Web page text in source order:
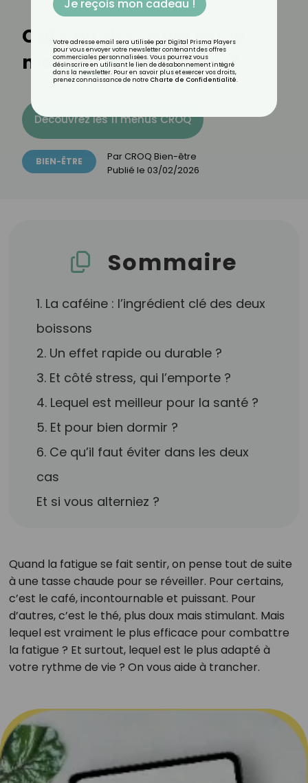
Café ou thé : quel est le
meilleur anti-fatigue ?
Découvrez les 11 menus CROQ
BIEN-ÊTRE Par CROQ Bien-être
Publié le 03/02/2026
Sommaire
1. La caféine : l’ingrédient clé des deux
boissons
2. Un effet rapide ou durable ?
3. Et côté stress, qui l’emporte ?
4. Lequel est meilleur pour la santé ?
5. Et pour bien dormir ?
6. Ce qu’il faut éviter dans les deux
cas
Et si vous alterniez ?
Quand la fatigue se fait sentir, on pense tout de suite
à une tasse chaude pour se réveiller. Pour certains,
c’est le café, incontournable et puissant. Pour
d’autres, c’est le thé, plus doux mais stimulant. Mais
lequel est vraiment le plus efficace pour combattre
la fatigue ? Et surtout, lequel est le plus adapté à
votre rythme de vie ? On vous aide à trancher.
Je reçois mon cadeau !
Votre adresse email sera utilisée par Digital Prisma Players
pour vous envoyer votre newsletter contenant des offres
commerciales personnalisées. Vous pourrez vous
désinscrire en utilisant le lien de désabonnement intégré
dans la newsletter. Pour en savoir plus et exercer vos droits,
prenez connaissance de notre Charte de Confidentialité.